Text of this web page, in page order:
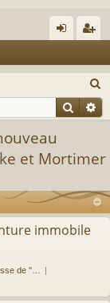
ne
xi
nr
eg
e
c
c
et Mortimer
immobile
de "…